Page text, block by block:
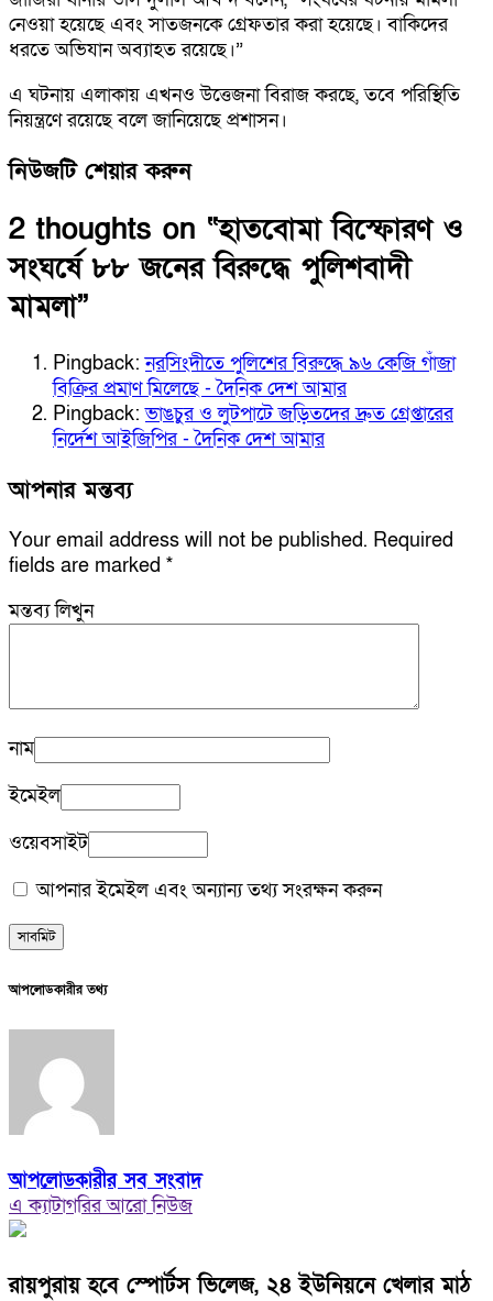
নেওয়া হয়েছে এবং সাতজনকে গ্রেফতার করা হয়েছে। বাকিদের
ধরতে অভিযান অব্যাহত রয়েছে।”
এ ঘটনায় এলাকায় এখনও উত্তেজনা বিরাজ করছে, তবে পরিস্থিতি
নিয়ন্ত্রণে রয়েছে বলে জানিয়েছে প্রশাসন।
নিউজটি শেয়ার করুন
2 thoughts on “হাতবোমা বিস্ফোরণ ও
সংঘর্ষে ৮৮ জনের বিরুদ্ধে পুলিশবাদী
মামলা”
Pingback:নরসিংদীতে পুলিশের বিরুদ্ধে ৯৬ কেজি গাঁজা
বিক্রির প্রমাণ মিলেছে - দৈনিক দেশ আমার
Pingback:ভাঙচুর ও লুটপাটে জড়িতদের দ্রুত গ্রেপ্তারের
নির্দেশ আইজিপির - দৈনিক দেশ আমার
আপনার মন্তব্য
Your email address will not be published. Required
fields are marked *
মন্তব্য লিখুন
নাম
ইমেইল
ওয়েবসাইট
আপনার ইমেইল এবং অন্যান্য তথ্য সংরক্ষন করুন
আপলোডকারীর তথ্য
আপলোডকারীর সব সংবাদ
এ ক্যাটাগরির আরো নিউজ
রায়পুরায় হবে স্পোর্টস ভিলেজ, ২৪ ইউনিয়নে খেলার মাঠ